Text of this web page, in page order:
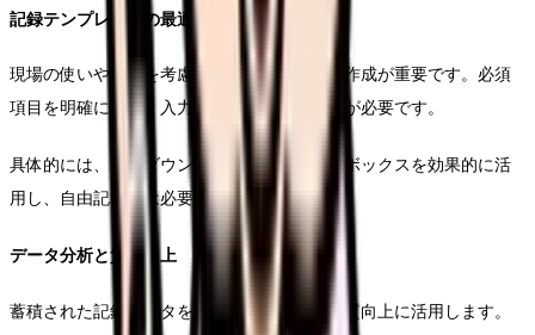
記録テンプレートの最適化
現場の使いやすさを考慮したテンプレートの作成が重要です。必須
項目を明確に示し、入力負担を軽減する工夫が必要です。
具体的には、プルダウンメニューやチェックボックスを効果的に活
用し、自由記載欄は必要最小限にとどめます。
データ分析と質の向上
蓄積された記録データを分析し、輸血療法の質向上に活用します。